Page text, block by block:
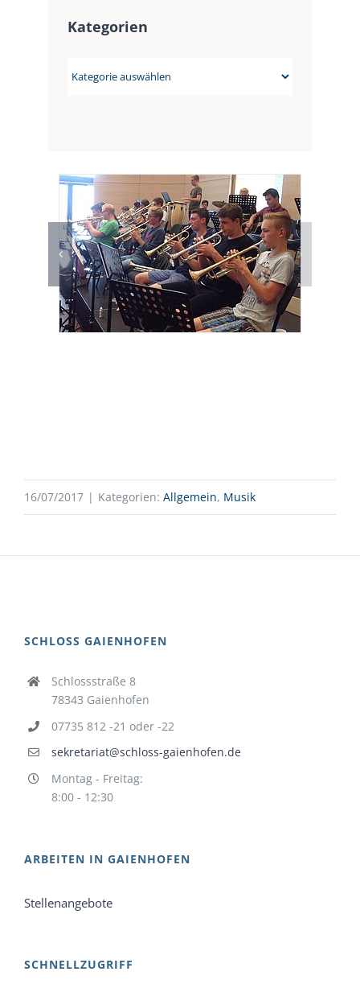
Kategorien
Kategorien
16/07/2017 | Kategorien: Allgemein, Musik
SCHLOSS GAIENHOFEN
Schlossstraße 8
78343 Gaienhofen
07735 812 -21 oder -22
sekretariat@schloss-gaienhofen.de
Montag - Freitag:
8:00 - 12:30
ARBEITEN IN GAIENHOFEN
Stellenangebote
SCHNELLZUGRIFF